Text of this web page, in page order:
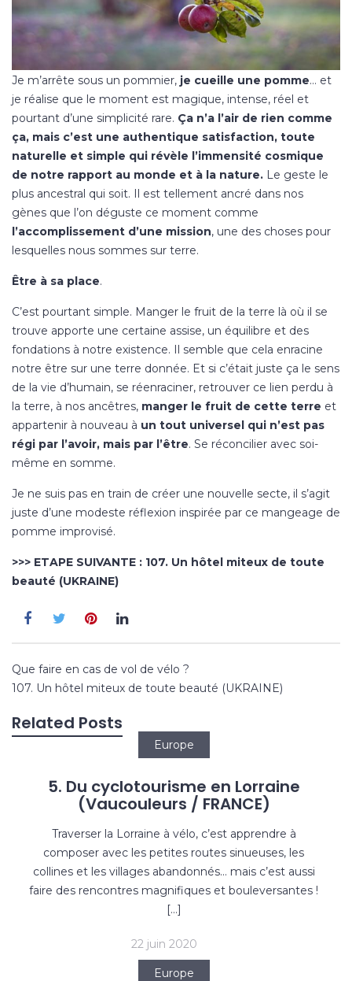
Je m’arrête sous un pommier, je cueille une pomme… et
je réalise que le moment est magique, intense, réel et
pourtant d’une simplicité rare. Ça n’a l’air de rien comme
ça, mais c’est une authentique satisfaction, toute
naturelle et simple qui révèle l’immensité cosmique
de notre rapport au monde et à la nature. Le geste le
plus ancestral qui soit. Il est tellement ancré dans nos
gènes que l’on déguste ce moment comme
l’accomplissement d’une mission, une des choses pour
lesquelles nous sommes sur terre.
Être à sa place.
C’est pourtant simple. Manger le fruit de la terre là où il se
trouve apporte une certaine assise, un équilibre et des
fondations à notre existence. Il semble que cela enracine
notre être sur une terre donnée. Et si c’était juste ça le sens
de la vie d’humain, se réenraciner, retrouver ce lien perdu à
la terre, à nos ancêtres, manger le fruit de cette terre et
appartenir à nouveau à un tout universel qui n’est pas
régi par l’avoir, mais par l’être. Se réconcilier avec soi-
même en somme.
Je ne suis pas en train de créer une nouvelle secte, il s’agit
juste d’une modeste réflexion inspirée par ce mangeage de
pomme improvisé.
>>> ETAPE SUIVANTE : 107. Un hôtel miteux de toute
beauté (UKRAINE)
Navigation
de
Que faire en cas de vol de vélo ?
107. Un hôtel miteux de toute beauté (UKRAINE)
Related Posts
Europe
5. Du cyclotourisme en Lorraine
(Vaucouleurs / FRANCE)
Traverser la Lorraine à vélo, c’est apprendre à
composer avec les petites routes sinueuses, les
collines et les villages abandonnés… mais c’est aussi
faire des rencontres magnifiques et bouleversantes !
[…]
22 juin 2020
Europe